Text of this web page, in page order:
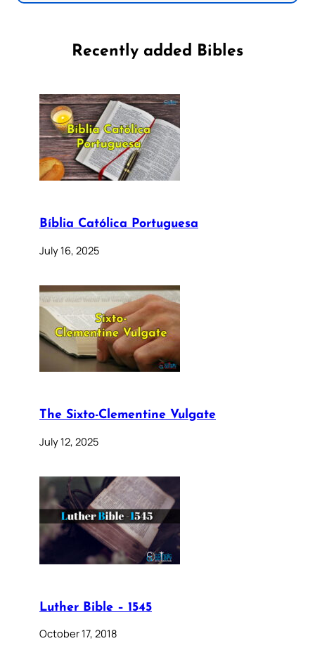
Recently added Bibles
Bíblia Católica Portuguesa
July 16, 2025
The Sixto-Clementine Vulgate
July 12, 2025
Luther Bible – 1545
October 17, 2018